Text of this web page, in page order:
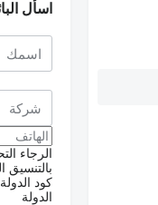
اسأل
الرجاء
بالتنسيق
كود الدولة.
الدولة